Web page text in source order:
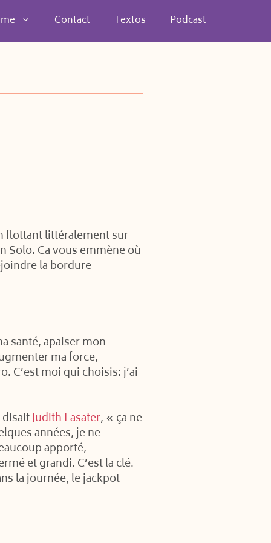
Contact Textos Podcast
flottant littéralement sur
Solo. Ca vous emmène où
la bordure
santé, apaiser mon
ma force,
C’est moi qui choisis: j’ai
Judith Lasater, « ça ne
années, je ne
apporté,
et grandi. C’est la clé.
la journée, le jackpot